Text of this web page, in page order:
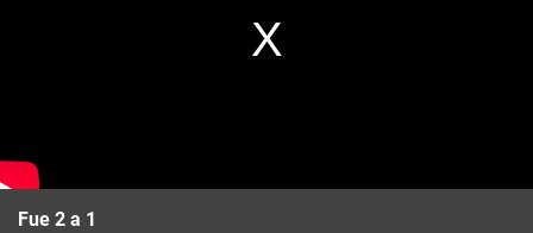
Fue 2 a 1